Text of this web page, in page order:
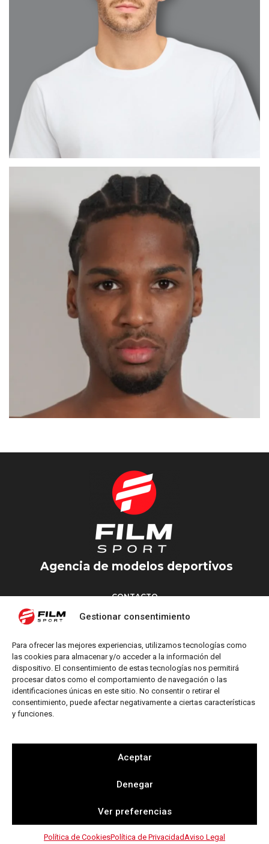
Gestionar consentimiento
Para ofrecer las mejores experiencias, utilizamos tecnologías como
las cookies para almacenar y/o acceder a la información del
dispositivo. El consentimiento de estas tecnologías nos permitirá
procesar datos como el comportamiento de navegación o las
identificaciones únicas en este sitio. No consentir o retirar el
consentimiento, puede afectar negativamente a ciertas características
y funciones.
Aceptar
Denegar
Ver preferencias
Política de CookiesPolítica de PrivacidadAviso Legal
CÉSAR ABEL
MADRID
Agencia de modelos deportivos
CONTACTO
Torrent d’en Vidalet, 51 baixos
M: info@filmsport.es
Aviso Legal
Política de Privacidad